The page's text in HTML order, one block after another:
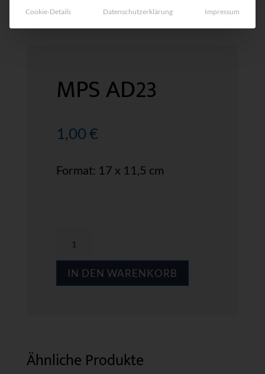
MPS AD23
1,00€
Format: 17 x 11,5 cm
Menge
IN DEN WARENKORB
Ähnliche Produkte
Cookie-Details Datenschutzerklärung Impressum